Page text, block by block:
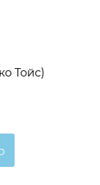
Тойс)